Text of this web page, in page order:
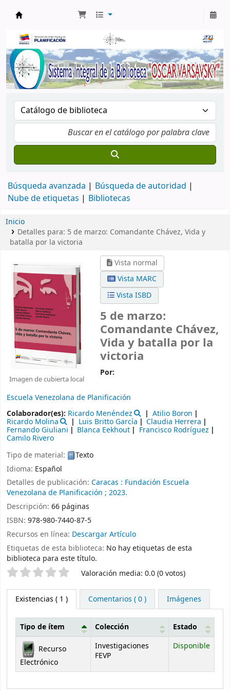
Búsqueda avanzada
Búsqueda de autoridad
Nube de etiquetas
Bibliotecas
Inicio
Detalles para: 5 de marzo: Comandante Chávez, Vida y
batalla por la victoria
Imagen de cubierta local
Vista normal
Vista MARC
Vista ISBD
5 de marzo:
Comandante Chávez,
Vida y batalla por la
victoria
Por:
Escuela Venezolana de Planificación
Colaborador(es): Ricardo Menéndez Atilio Boron
Ricardo Molina Luis Britto García Claudia Herrera
Fernando Giuliani Blanca Eekhout Francisco Rodríguez
Camilo Rivero
Tipo de material:
Texto
Idioma: Español
Detalles de publicación: Caracas : Fundación Escuela
Venezolana de Planificación ; 2023.
Descripción: 66 páginas
ISBN: 978-980-7440-87-5
Recursos en línea: Descargar Artículo
Etiquetas de esta biblioteca: No hay etiquetas de esta
biblioteca para este título.
Valoración Valoración media: 0.0 (0 votos)
Existencias ( 1 ) Comentarios ( 0 ) Imágenes
Existencias
Tipo de ítem Colección Estado
Recurso
Electrónico
Investigaciones
FEVP
Disponible